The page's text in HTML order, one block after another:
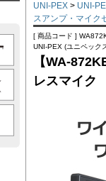
UNI-PEX > UNI-
スアンプ・マイク
[ 商品コード ]
UNI-PEX (ユニペック
【WA-
レスマイク